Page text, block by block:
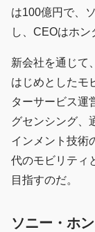
は100億円で、
し、CEOはホン
新会社を通じて
はじめとしたモ
ターサービス運
グセンシング、
インメント技術
代のモビリティ
目指すのだ。
ソニー・ホ